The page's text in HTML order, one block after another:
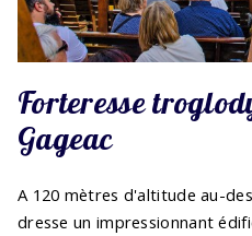
Forteresse
Gageac
A 120 mètres d'altitude au-
dresse un impressionnant